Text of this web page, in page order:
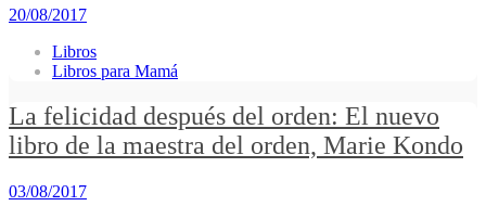
20/08/2017
Libros
Libros para Mamá
La felicidad después del orden: El nuevo
libro de la maestra del orden, Marie Kondo
03/08/2017